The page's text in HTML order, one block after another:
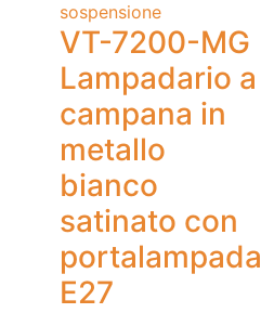
sospensione
VT-7200-MG
Lampadario a
campana in
metallo
bianco
satinato con
portalampada
E27